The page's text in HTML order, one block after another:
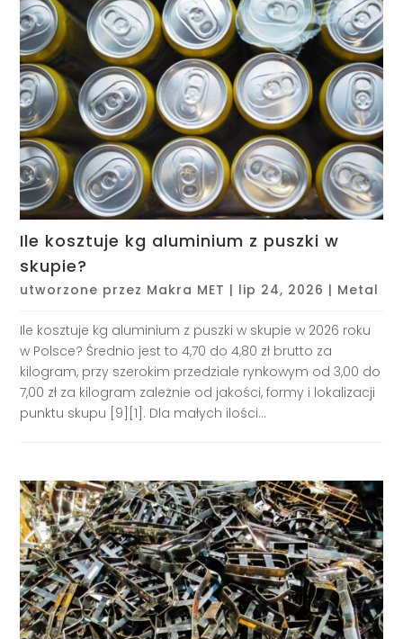
Ile kosztuje kg aluminium z puszki w
skupie?
utworzone przez Makra MET | lip 24, 2026 | Metal
Ile kosztuje kg aluminium z puszki w skupie w 2026 roku
w Polsce? Średnio jest to 4,70 do 4,80 zł brutto za
kilogram, przy szerokim przedziale rynkowym od 3,00 do
7,00 zł za kilogram zależnie od jakości, formy i lokalizacji
punktu skupu [9][1]. Dla małych ilości...